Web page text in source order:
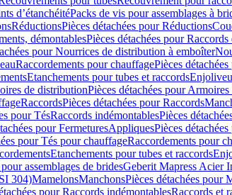
d’étanchéitéPacks de vis pour assemblages à
RéductionsPièces détachées pour Réductions
démontablesPièces détachées pour Raccords
pour Nourrices de distribution à emboîter
Raccordements pour chauffagePièces
Etanchements pour tubes et raccords
de distributionPièces détachées pour
RaccordsPièces détachées pour Raccords
pour TésRaccords indémontablesPièces
pour FermeturesAppliquesPièces
pour Tés pour chauffageRaccordements pour
Etanchements pour tubes et raccords
assemblages de bridesGeberit Mapress Acier
304)MamelonsManchonsPièces détachées pour
pour Raccords indémontablesRaccords et